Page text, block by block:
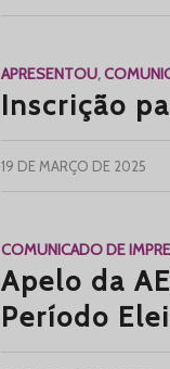
APRESENTOU,
Inscrição
19 DE MARÇO DE 2025
COMUNICADO DE
Apelo da
Período